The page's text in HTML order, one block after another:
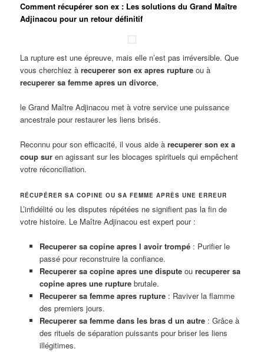
Comment récupérer son ex : Les solutions du Grand Maître
Adjinacou pour un retour définitif
La rupture est une épreuve, mais elle n’est pas irréversible. Que
vous cherchiez àrecuperer son ex apres rupture ou à
recuperer sa femme apres un divorce,
le Grand Maître Adjinacou met à votre service une puissance
ancestrale pour restaurer les liens brisés.
Reconnu pour son efficacité, il vous aide àrecuperer son ex a
coup sur en agissant sur les blocages spirituels qui empêchent
votre réconciliation.
RÉCUPÉRER SA COPINE OU SA FEMME APRÈS UNE ERREUR
L’infidélité ou les disputes répétées ne signifient pas la fin de
votre histoire. Le Maître Adjinacou est expert pour :
Recuperer sa copine apres l avoir trompé: Purifier le
passé pour reconstruire la confiance.
Recuperer sa copine apres une disputeou recuperer sa
copine apres une rupturebrutale.
Recuperer sa femme apres rupture: Raviver la flamme
des premiers jours.
Recuperer sa femme dans les bras d un autre: Grâce à
des rituels de séparation puissants pour briser les liens
illégitimes.